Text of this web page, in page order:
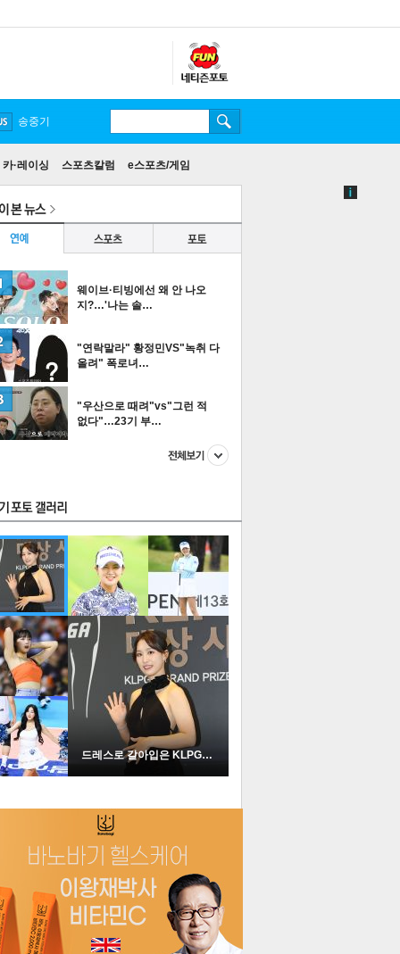
카·레이싱 스포츠칼럼 e스포츠/게임
송중기
본 뉴스
스포츠 포토
웨이브·티빙에선 왜 안 나오
지?…'나는 솔…
"연락말라" 황정민VS"녹취 다
올려" 폭로녀…
"우산으로 때려"vs"그런 적
없다"…23기 부…
더보기
포토
드레스로 갈아입은 KLPGA …